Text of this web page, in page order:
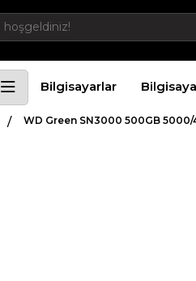
Bilgisayarlar
WD Green SN3000 500GB 5000/